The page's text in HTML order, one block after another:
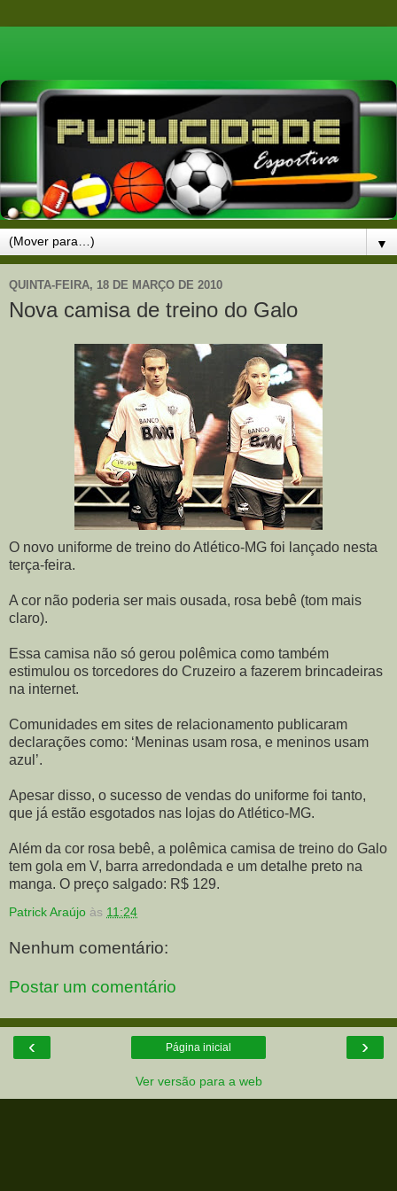
▼
QUINTA-FEIRA, 18 DE MARÇO DE 2010
Nova camisa de treino do Galo
O novo uniforme de treino do Atlético-MG foi lançado nesta
terça-feira.
A cor não poderia ser mais ousada, rosa bebê (tom mais
claro).
Essa camisa não só gerou polêmica como também
estimulou os torcedores do Cruzeiro a fazerem brincadeiras
na internet.
Comunidades em sites de relacionamento publicaram
declarações como: ‘Meninas usam rosa, e meninos usam
azul’.
Apesar disso, o sucesso de vendas do uniforme foi tanto,
que já estão esgotados nas lojas do Atlético-MG.
Além da cor rosa bebê, a polêmica camisa de treino do Galo
tem gola em V, barra arredondada e um detalhe preto na
manga. O preço salgado: R$ 129.
Patrick Araújo às 11:24
Nenhum comentário:
Postar um comentário
‹ ›
Página inicial
Ver versão para a web